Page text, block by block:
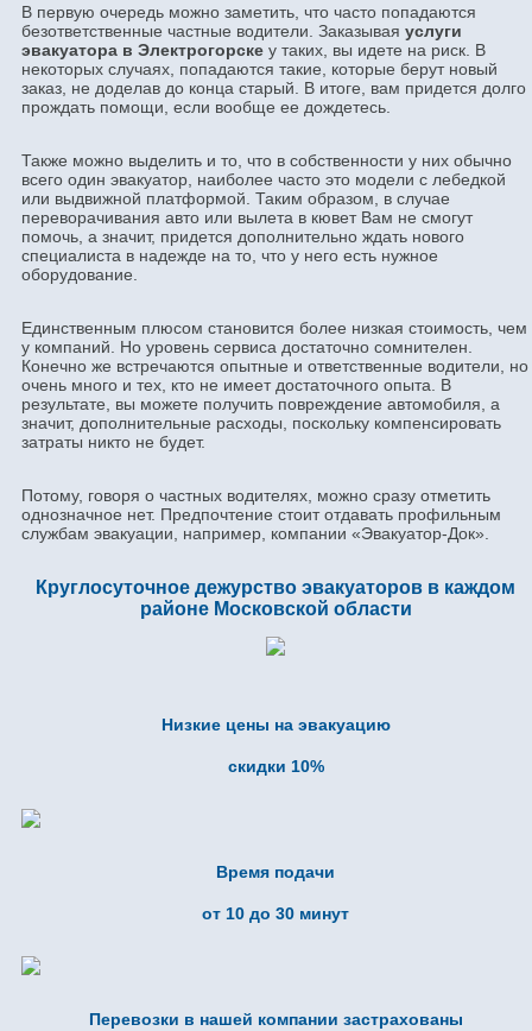
В первую очередь можно заметить, что часто попадаются
безответственные частные водители. Заказывая услуги
эвакуатора в Электрогорске у таких, вы идете на риск. В
некоторых случаях, попадаются такие, которые берут новый
заказ, не доделав до конца старый. В итоге, вам придется долго
прождать помощи, если вообще ее дождетесь.
Также можно выделить и то, что в собственности у них обычно
всего один эвакуатор, наиболее часто это модели с лебедкой
или выдвижной платформой. Таким образом, в случае
переворачивания авто или вылета в кювет Вам не смогут
помочь, а значит, придется дополнительно ждать нового
специалиста в надежде на то, что у него есть нужное
оборудование.
Единственным плюсом становится более низкая стоимость, чем
у компаний. Но уровень сервиса достаточно сомнителен.
Конечно же встречаются опытные и ответственные водители, но
очень много и тех, кто не имеет достаточного опыта. В
результате, вы можете получить повреждение автомобиля, а
значит, дополнительные расходы, поскольку компенсировать
затраты никто не будет.
Потому, говоря о частных водителях, можно сразу отметить
однозначное нет. Предпочтение стоит отдавать профильным
службам эвакуации, например, компании «Эвакуатор-Док».
Круглосуточное дежурство эвакуаторов в каждом
районе Московской области
Низкие цены на эвакуацию
скидки 10%
Время подачи
от 10 до 30 минут
Перевозки в нашей компании застрахованы